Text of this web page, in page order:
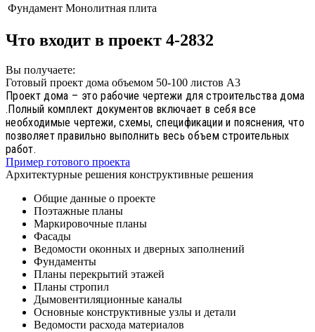
Фундамент Монолитная плита
Что входит в проект 4-2832
Вы получаете:
Готовый проект дома объемом 50-100 листов А3
Проект дома – это рабочие чертежи для строительства дома
.Полный комплект документов включает в себя все
необходимые чертежи, схемы, спецификации и пояснения, что
позволяет правильно выполнить весь объем строительных
работ.
Пример готового проекта
Архитектурные решения конструктивные решения
Общие данные о проекте
Поэтажные планы
Маркировочные планы
Фасады
Ведомости оконных и дверных заполнений
Фундаменты
Планы перекрытий этажей
Планы стропил
Дымовентиляционные каналы
Основные конструктивные узлы и детали
Ведомости расхода материалов